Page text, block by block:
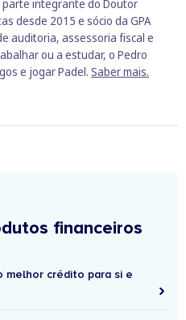
integrante do Doutor
desde 2015 e sócio da GPA
auditoria, assessoria fiscal e
ou a estudar, o Pedro
e jogar Padel. Saber mais.
financeiros
melhor crédito para si e